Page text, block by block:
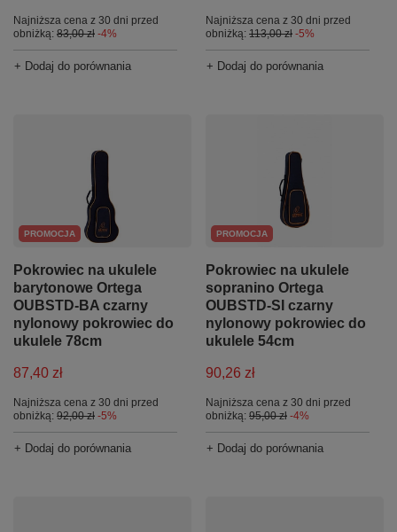
Najniższa cena z 30 dni przed
obniżką: 83,00 zł -4%
+ Dodaj do porównania
Najniższa cena z 30 dni przed
obniżką: 113,00 zł -5%
+ Dodaj do porównania
PROMOCJA
Pokrowiec na ukulele
barytonowe Ortega
OUBSTD-BA czarny
nylonowy pokrowiec do
ukulele 78cm
87,40 zł
Najniższa cena z 30 dni przed
obniżką: 92,00 zł -5%
+ Dodaj do porównania
PROMOCJA
Pokrowiec na ukulele
sopranino Ortega
OUBSTD-SI czarny
nylonowy pokrowiec do
ukulele 54cm
90,26 zł
Najniższa cena z 30 dni przed
obniżką: 95,00 zł -4%
+ Dodaj do porównania